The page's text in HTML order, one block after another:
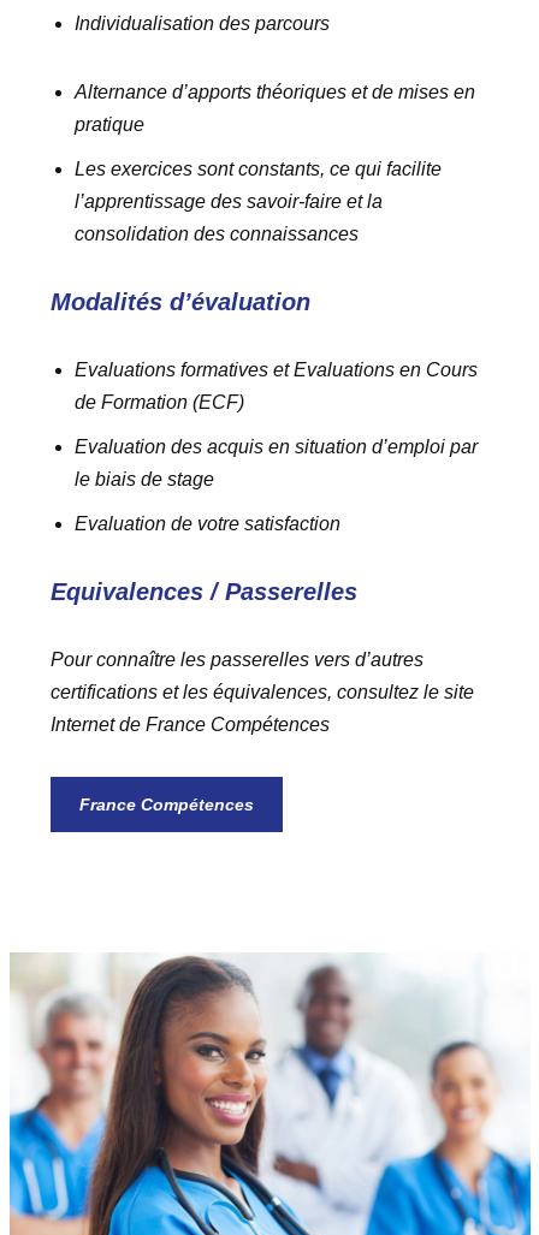
Individualisation des parcours
Alternance d’apports théoriques et de mises en
pratique
Les exercices sont constants, ce qui facilite
l’apprentissage des savoir-faire et la
consolidation des connaissances
Modalités d’évaluation
Evaluations formatives et Evaluations en Cours
de Formation (ECF)
Evaluation des acquis en situation d’emploi par
le biais de stage
Evaluation de votre satisfaction
Equivalences / Passerelles
Pour connaître les passerelles vers d’autres
certifications et les équivalences, consultez le site
Internet de France Compétences
France Compétences